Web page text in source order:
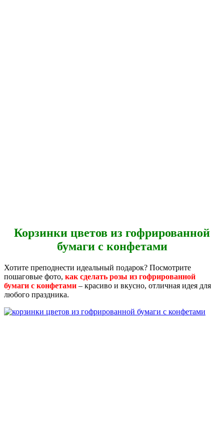
Корзинки цветов из гофрированной
бумаги с конфетами
Хотите преподнести идеальный подарок? Посмотрите
пошаговые фото, как сделать розы из гофрированной
бумаги с конфетами – красиво и вкусно, отличная идея для
любого праздника.